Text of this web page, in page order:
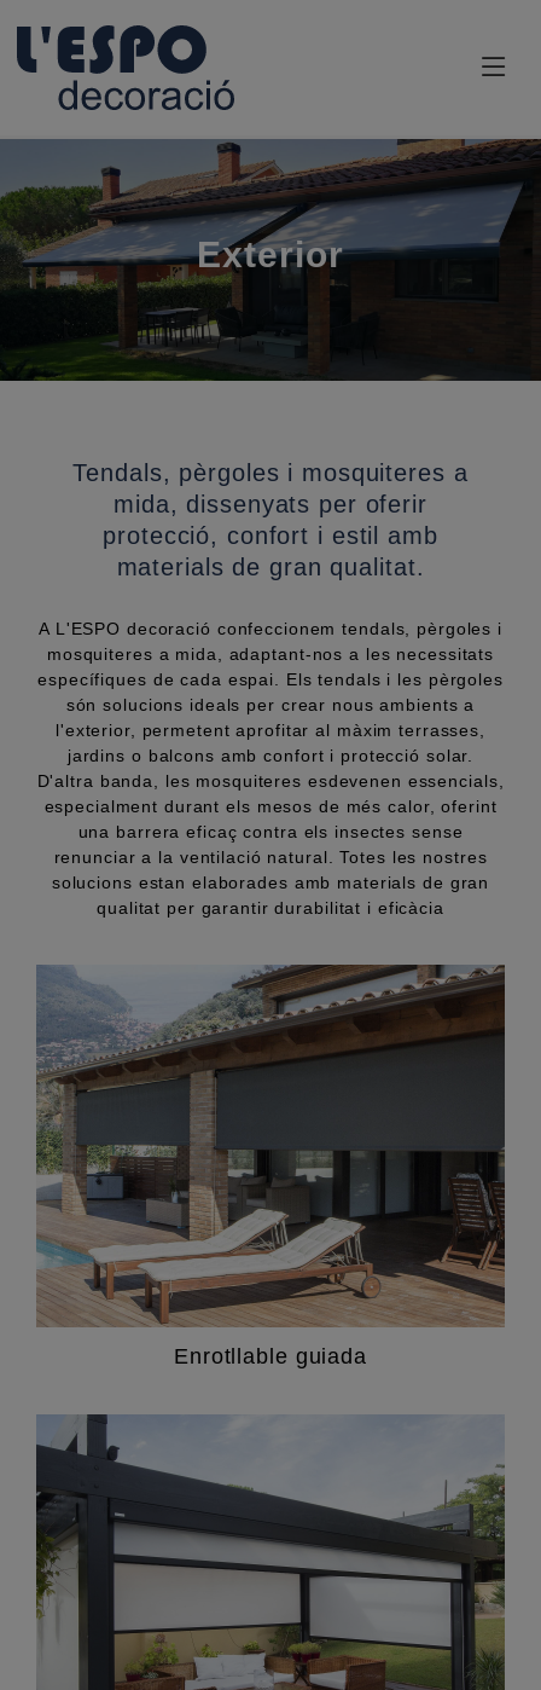
Exterior
Tendals, pèrgoles i mosquiteres a
mida, dissenyats per oferir
protecció, confort i estil amb
materials de gran qualitat.
A L'ESPO decoració confeccionem tendals, pèrgoles i
mosquiteres a mida, adaptant-nos a les necessitats
específiques de cada espai. Els tendals i les pèrgoles
són solucions ideals per crear nous ambients a
l'exterior, permetent aprofitar al màxim terrasses,
jardins o balcons amb confort i protecció solar.
D'altra banda, les mosquiteres esdevenen essencials,
especialment durant els mesos de més calor, oferint
una barrera eficaç contra els insectes sense
renunciar a la ventilació natural. Totes les nostres
solucions estan elaborades amb materials de gran
qualitat per garantir durabilitat i eficàcia
Enrotllable guiada